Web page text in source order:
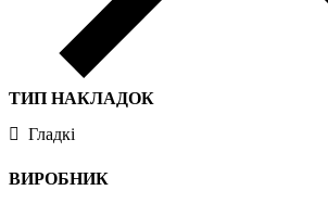
ТИП НАКЛАДОК
Гладкі
ВИРОБНИК